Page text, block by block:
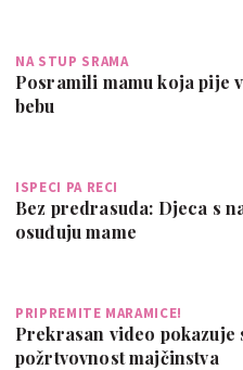
NA STUP SRAMA
Posramili mamu koja pije
bebu
ISPECI PA RECI
Bez predrasuda: Djeca s
osuđuju mame
PRIPREMITE MARAMICE!
Prekrasan video pokazuje
požrtvovnost majčinstva